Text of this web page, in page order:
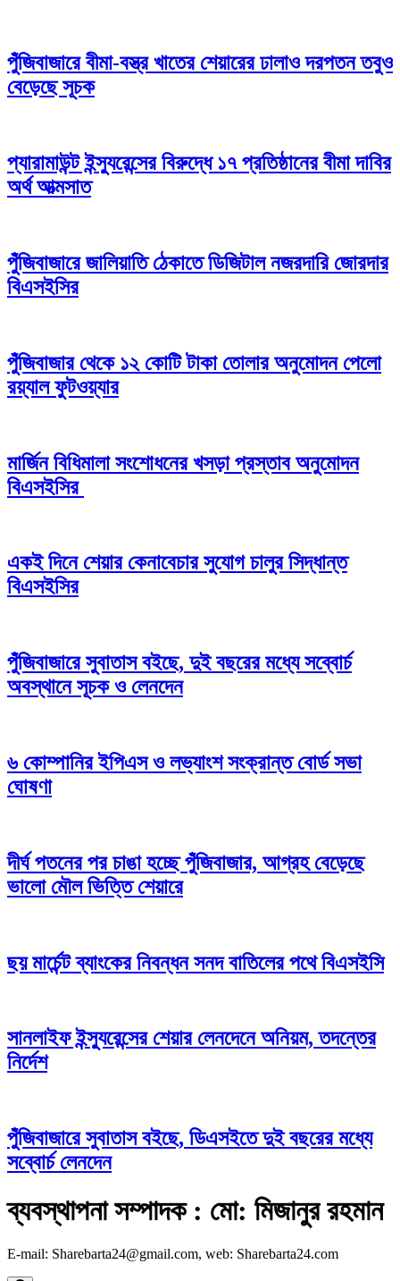
পুঁজিবাজারে বীমা-বস্ত্র খাতের শেয়ারের ঢালাও দরপতন তবুও
বেড়েছে সূচক
প্যারামাউন্ট ইন্স্যুরেন্সের বিরুদ্ধে ১৭ প্রতিষ্ঠানের বীমা দাবির
অর্থ আত্মসাত
পুঁজিবাজারে জালিয়াতি ঠেকাতে ডিজিটাল নজরদারি জোরদার
বিএসইসির
পুঁজিবাজার থেকে ১২ কোটি টাকা তোলার অনুমোদন পেলো
রয়্যাল ফুটওয়্যার
মার্জিন বিধিমালা সংশোধনের খসড়া প্রস্তাব অনুমোদন
বিএসইসির
একই দিনে শেয়ার কেনাবেচার সুযোগ চালুর সিদ্ধান্ত
বিএসইসির
পুঁজিবাজারে সুবাতাস বইছে, দুই বছরের মধ্যে সব্বোর্চ
অবস্থানে সূচক ও লেনদেন
৬ কোম্পানির ইপিএস ও লভ্যাংশ সংক্রান্ত বোর্ড সভা
ঘোষণা
দীর্ঘ পতনের পর চাঙা হচ্ছে পুঁজিবাজার, আগ্রহ বেড়েছে
ভালো মৌল ভিত্তি শেয়ারে
ছয় মার্চেন্ট ব্যাংকের নিবন্ধন সনদ বাতিলের পথে বিএসইসি
সানলাইফ ইন্স্যুরেন্সের শেয়ার লেনদেনে অনিয়ম, তদন্তের
নির্দেশ
পুঁজিবাজারে সুবাতাস বইছে, ডিএসইতে দুই বছরের মধ্যে
সব্বোর্চ লেনদেন
ব্যবস্থাপনা সম্পাদক : মো: মিজানুর রহমান
E-mail: Sharebarta24@gmail.com, web: Sharebarta24.com